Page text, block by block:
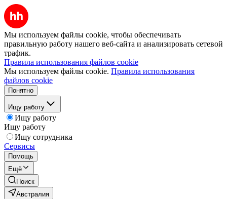
Мы используем файлы cookie, чтобы обеспечивать
правильную работу нашего веб-сайта и анализировать сетевой
трафик.
Правила использования файлов cookie
Мы используем файлы cookie. Правила использования
файлов cookie
Понятно
Ищу работу
Ищу работу
Ищу работу
Ищу сотрудника
Сервисы
Помощь
Ещё
Поиск
Австралия